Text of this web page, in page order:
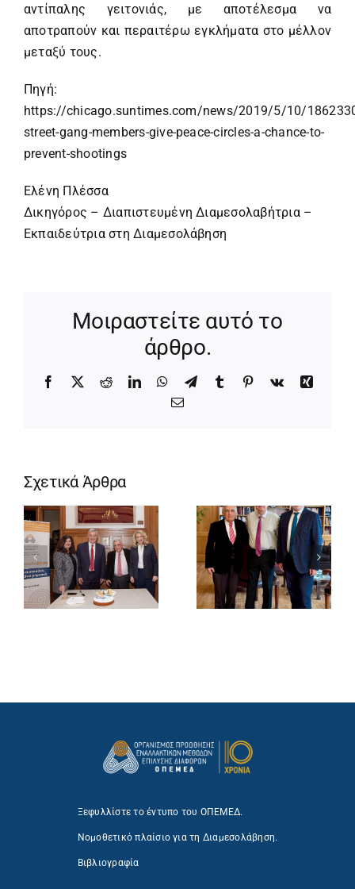
αντίπαλης γειτονιάς, με αποτέλεσμα να
αποτραπούν και περαιτέρω εγκλήματα στο μέλλον
μεταξύ τους.
Πηγή:
https://chicago.suntimes.com/news/2019/5/10/
street-gang-members-give-peace-circles-a-chance-to-
prevent-shootings
Ελένη Πλέσσα
Δικηγόρος – Διαπιστευμένη Διαμεσολαβήτρια –
Εκπαιδεύτρια στη Διαμεσολάβηση
Μοιραστείτε αυτό το
άρθρο.
Facebook
X RedditLinkedInWhatsApp
TelegramTumblr Pinterest
Vk
Xing
Email
Σχετικά Άρθρα
Ξεφυλλίστε το έντυπο του ΟΠΕΜΕΔ.
Νομοθετικό πλαίσιο για τη Διαμεσολάβηση.
Βιβλιογραφία